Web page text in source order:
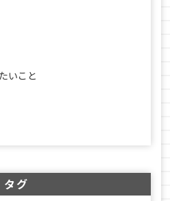
いこと
タグ